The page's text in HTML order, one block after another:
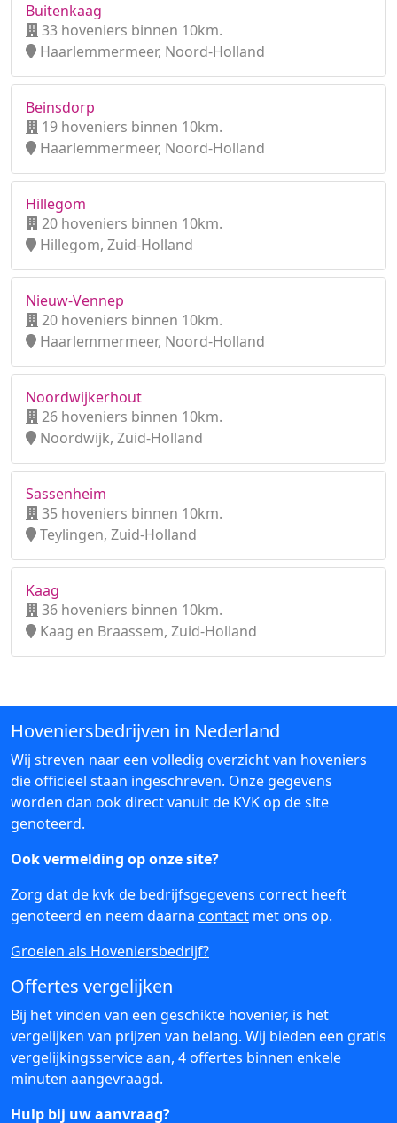
Buitenkaag
33 hoveniers binnen 10km.
Haarlemmermeer, Noord-Holland
Beinsdorp
19 hoveniers binnen 10km.
Haarlemmermeer, Noord-Holland
Hillegom
20 hoveniers binnen 10km.
Hillegom, Zuid-Holland
Nieuw-Vennep
20 hoveniers binnen 10km.
Haarlemmermeer, Noord-Holland
Noordwijkerhout
26 hoveniers binnen 10km.
Noordwijk, Zuid-Holland
Sassenheim
35 hoveniers binnen 10km.
Teylingen, Zuid-Holland
Kaag
36 hoveniers binnen 10km.
Kaag en Braassem, Zuid-Holland
Hoveniersbedrijven in Nederland
Wij streven naar een volledig overzicht van hoveniers
die officieel staan ingeschreven. Onze gegevens
worden dan ook direct vanuit de KVK op de site
genoteerd.
Ook vermelding op onze site?
Zorg dat de kvk de bedrijfsgegevens correct heeft
genoteerd en neem daarna contact met ons op.
Groeien als Hoveniersbedrijf?
Offertes vergelijken
Bij het vinden van een geschikte hovenier, is het
vergelijken van prijzen van belang. Wij bieden een gratis
vergelijkingsservice aan, 4 offertes binnen enkele
minuten aangevraagd.
Hulp bij uw aanvraag?